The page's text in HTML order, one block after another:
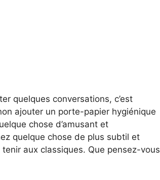
quelques conversations, c’est
ajouter un porte-papier hygiénique
chose d’amusant et
quelque chose de plus subtil et
aux classiques. Que pensez-vous